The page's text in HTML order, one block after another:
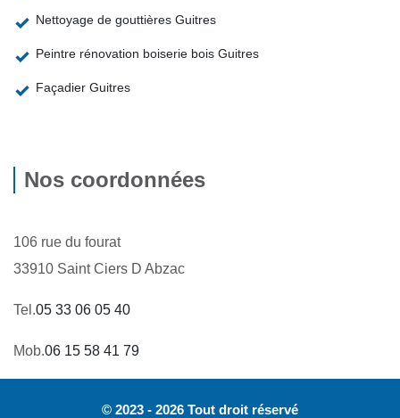
Nettoyage de gouttières Guitres
Peintre rénovation boiserie bois Guitres
Façadier Guitres
Nos coordonnées
106 rue du fourat
33910 Saint Ciers D Abzac
Tel.05 33 06 05 40
Mob.06 15 58 41 79
© 2023 - 2026 Tout droit réservé